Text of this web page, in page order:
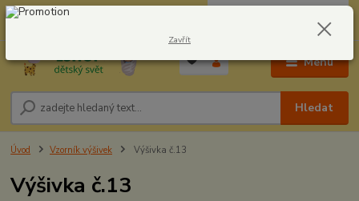
Menu
Hledat
604278943 0,00 Kč
Úvod Vzorník výšivek Výšivka č.13
Výšivka č.13
Zavřít